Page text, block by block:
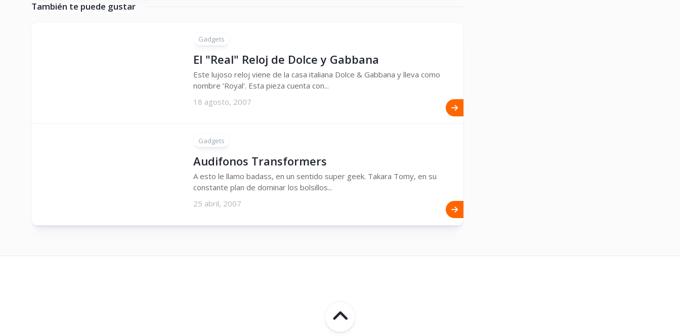
También te puede gustar
Gadgets
El "Real" Reloj de Dolce y Gabbana
Este lujoso reloj viene de la casa italiana Dolce & Gabbana y lleva como
nombre ’Royal'. Esta pieza cuenta con...
18 agosto, 2007
Gadgets
Audifonos Transformers
A esto le llamo badass, en un sentido super geek. Takara Tomy, en su
constante plan de dominar los bolsillos...
25 abril, 2007